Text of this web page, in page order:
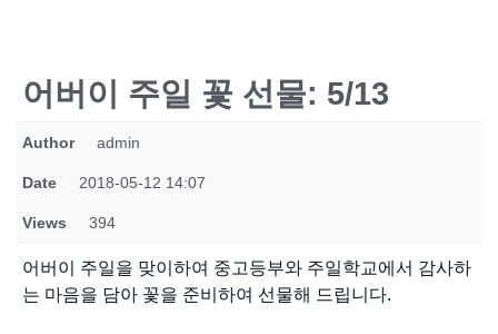
어버이 주일 꽃 선물: 5/13
Author admin
Date 2018-05-12 14:07
Views 394
어버이 주일을 맞이하여 중고등부와 주일학교에서 감사하
는 마음을 담아 꽃을 준비하여 선물해 드립니다.